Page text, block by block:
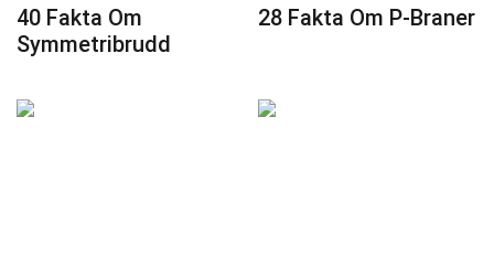
40 Fakta Om
Symmetribrudd
28 Fakta Om P-Braner